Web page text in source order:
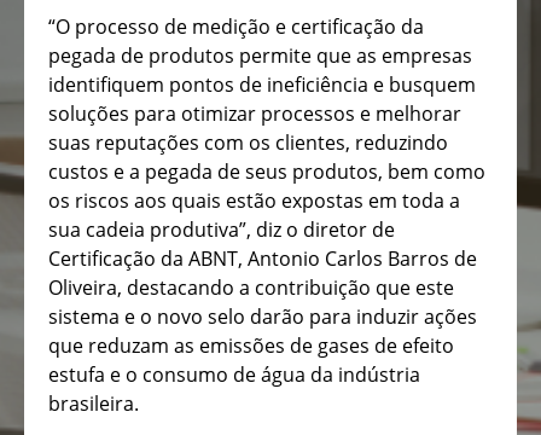
“O processo de medição e certificação da
pegada de produtos permite que as empresas
identifiquem pontos de ineficiência e busquem
soluções para otimizar processos e melhorar
suas reputações com os clientes, reduzindo
custos e a pegada de seus produtos, bem como
os riscos aos quais estão expostas em toda a
sua cadeia produtiva”, diz o diretor de
Certificação da ABNT, Antonio Carlos Barros de
Oliveira, destacando a contribuição que este
sistema e o novo selo darão para induzir ações
que reduzam as emissões de gases de efeito
estufa e o consumo de água da indústria
brasileira.